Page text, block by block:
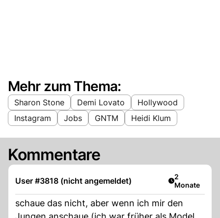
Mehr zum Thema:
Sharon Stone Demi Lovato
Hollywood
Instagram
Jobs GNTM Heidi Klum
Kommentare
User #3818 (nicht angemeldet) Artikel
2
Monate
schaue das nicht, aber wenn ich mir den